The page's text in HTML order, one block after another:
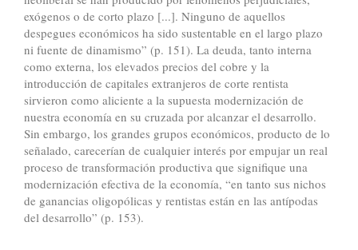
exógenos o de corto plazo [...]. Ninguno de aquellos
despegues económicos ha sido sustentable en el largo plazo
ni fuente de dinamismo” (p. 151). La deuda, tanto interna
como externa, los elevados precios del cobre y la
introducción de capitales extranjeros de corte rentista
sirvieron como aliciente a la supuesta modernización de
nuestra economía en su cruzada por alcanzar el desarrollo.
Sin embargo, los grandes grupos económicos, producto de lo
señalado, carecerían de cualquier interés por empujar un real
proceso de transformación productiva que signifique una
modernización efectiva de la economía, “en tanto sus nichos
de ganancias oligopólicas y rentistas están en las antípodas
del desarrollo” (p. 153).